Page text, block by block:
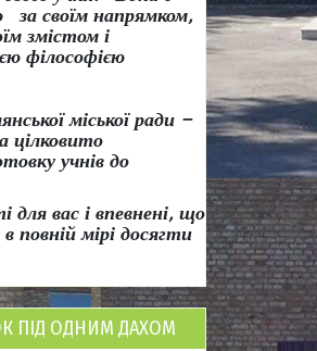
за своїм напрямком,
змістом і
філософією
міської ради –
цілковито
учнів до
для вас і впевнені, що
повній мірі досягти
ПІД ОДНИМ ДАХОМ